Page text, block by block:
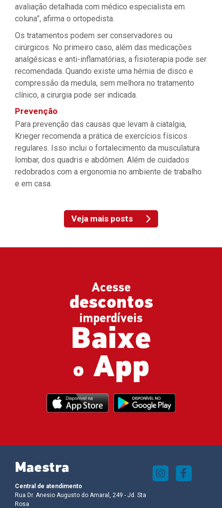
avaliação detalhada com médico especialista em
coluna”, afirma o ortopedista.
Os tratamentos podem ser conservadores ou
cirúrgicos. No primeiro caso, além das medicações
analgésicas e anti-inflamatórias, a fisioterapia pode ser
recomendada. Quando existe uma hérnia de disco e
compressão da medula, sem melhora no tratamento
clínico, a cirurgia pode ser indicada.
Prevenção
Para prevenção das causas que levam à ciatalgia,
Krieger recomenda a prática de exercícios físicos
regulares. Isso inclui o fortalecimento da musculatura
lombar, dos quadris e abdômen. Além de cuidados
redobrados com a ergonomia no ambiente de trabalho
e em casa.
Veja mais posts
Acesse
descontos
imperdíveis
Baixe
o App
Maestra
Central de atendimento
Rua Dr. Anesio Augusto do Amaral, 249 - Jd. Sta
Rosa